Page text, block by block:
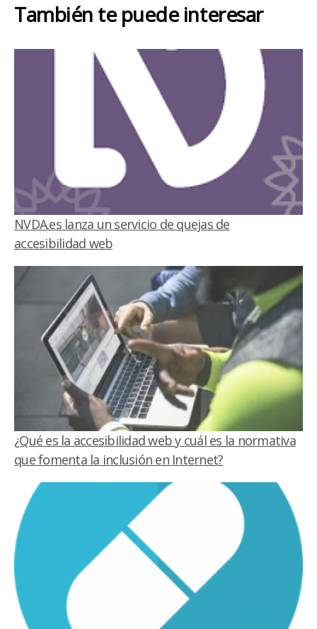
También te puede interesar
NVDA.es lanza un servicio de quejas de
accesibilidad web
¿Qué es la accesibilidad web y cuál es la normativa
que fomenta la inclusión en Internet?